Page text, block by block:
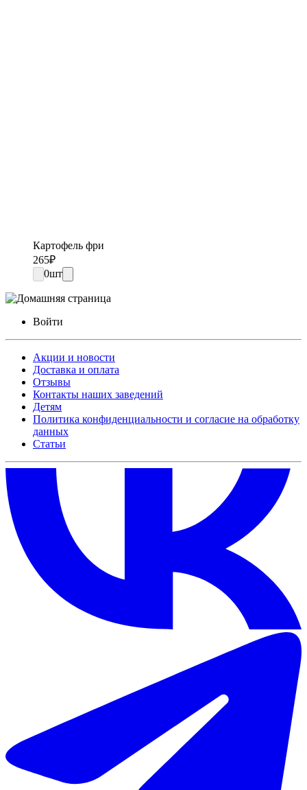
Картофель фри
265₽
0шт
Войти
Акции и новости
Доставка и оплата
Отзывы
Контакты наших заведений
Детям
Политика конфиденциальности и согласие на обработку
данных
Статьи